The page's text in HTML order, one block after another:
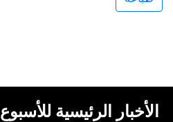
الأخبار الرئيسية للأسبوع